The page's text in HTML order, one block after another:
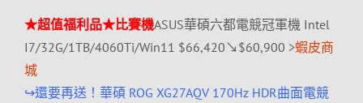
★超值福利品★比賽機ASUS華碩六都電競冠軍機 Intel
I7/32G/1TB/4060Ti/Win11 $66,420↘$60,900 >蝦皮商
城
↪還要再送！華碩 ROG XG27AQV 170Hz HDR曲面電競